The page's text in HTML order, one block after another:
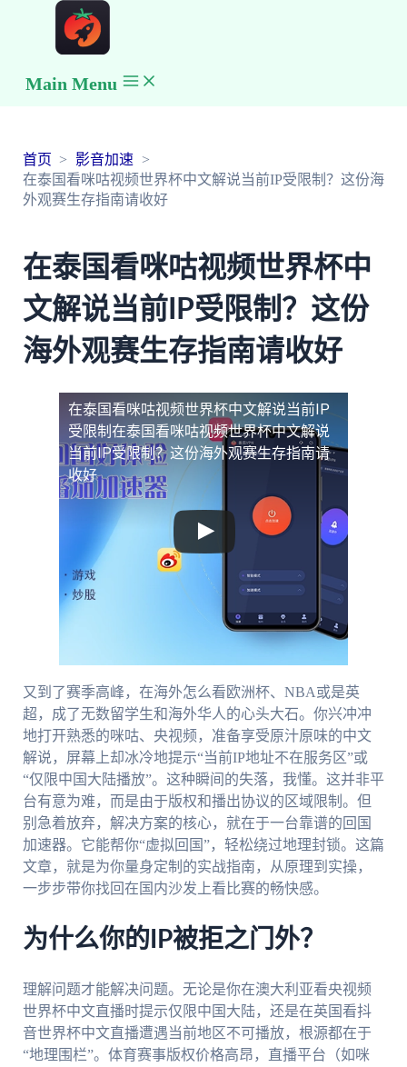
Main Menu
首页
影音加速
在泰国看咪咕视频世界杯中文解说当前IP受限制？这份海
外观赛生存指南请收好
在泰国看咪咕视频世界杯中
文解说当前IP受限制？这份
海外观赛生存指南请收好
在泰国看咪咕视频世界杯中文解说当前IP
受限制 在泰国看咪咕视频世界杯中文解说
当前IP受限制？这份海外观赛生存指南请
收好
又到了赛季高峰，在海外怎么看欧洲杯、NBA或是英
超，成了无数留学生和海外华人的心头大石。你兴冲冲
地打开熟悉的咪咕、央视频，准备享受原汁原味的中文
解说，屏幕上却冰冷地提示“当前IP地址不在服务区”或
“仅限中国大陆播放”。这种瞬间的失落，我懂。这并非平
台有意为难，而是由于版权和播出协议的区域限制。但
别急着放弃，解决方案的核心，就在于一台靠谱的回国
加速器。它能帮你“虚拟回国”，轻松绕过地理封锁。这篇
文章，就是为你量身定制的实战指南，从原理到实操，
一步步带你找回在国内沙发上看比赛的畅快感。
为什么你的IP被拒之门外？
理解问题才能解决问题。无论是你在澳大利亚看央视频
世界杯中文直播时提示仅限中国大陆，还是在英国看抖
音世界杯中文直播遭遇当前地区不可播放，根源都在于
“地理围栏”。体育赛事版权价格高昂，直播平台（如咪